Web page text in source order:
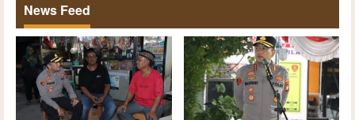
News Feed